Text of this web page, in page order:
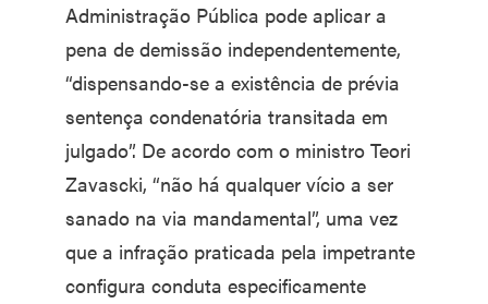
Administração Pública pode aplicar a
pena de demissão independentemente,
“dispensando-se a existência de prévia
sentença condenatória transitada em
julgado”. De acordo com o ministro Teori
Zavascki, “não há qualquer vício a ser
sanado na via mandamental”, uma vez
que a infração praticada pela impetrante
configura conduta especificamente